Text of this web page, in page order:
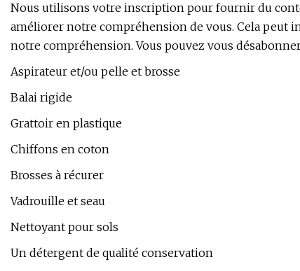
Nous utilisons votre inscription pour fournir du
améliorer notre compréhension de vous. Cela peut
notre compréhension. Vous pouvez vous
Aspirateur et/ou pelle et brosse
Balai rigide
Grattoir en plastique
Chiffons en coton
Brosses à récurer
Vadrouille et seau
Nettoyant pour sols
Un détergent de qualité conservation